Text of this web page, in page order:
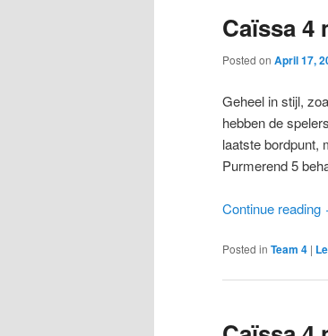
Caïssa 4
Posted on April 17,
Geheel in stijl,
hebben de
laatste bordpunt,
Purmerend 5
Continue reading
Posted in Team 4 |